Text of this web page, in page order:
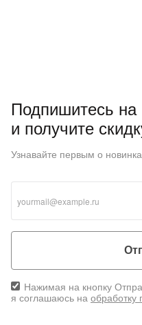
Подпишитесь на
и получите
Узнавайте первым о
Нажимая на кнопку
я соглашаюсь на